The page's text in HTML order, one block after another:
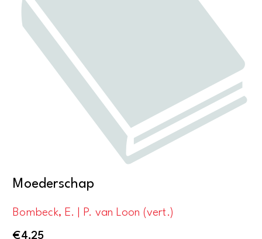
Moederschap
Bombeck, E. | P. van Loon (vert.)
€4,25